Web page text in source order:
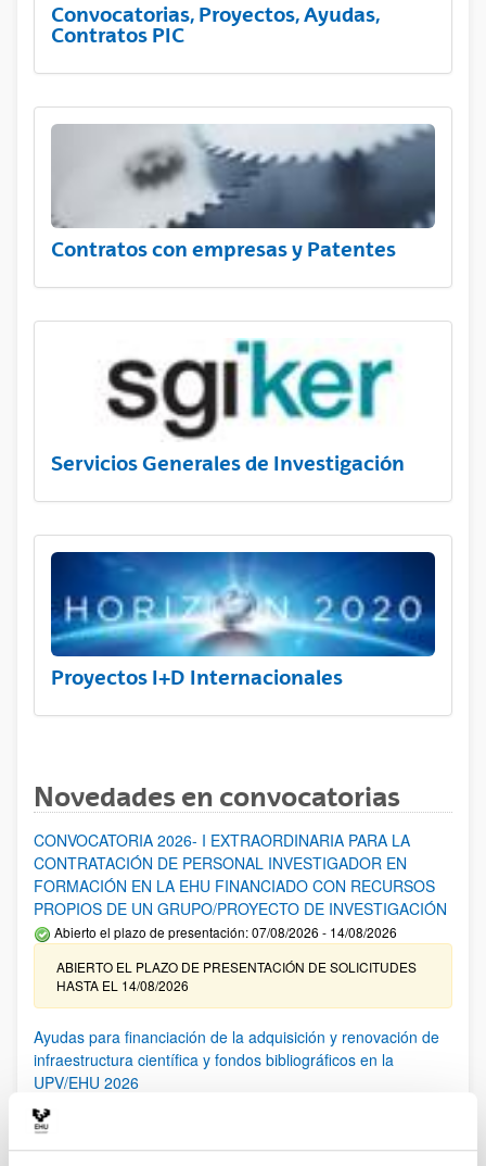
Convocatorias, Proyectos, Ayudas,
Contratos PIC
Contratos con empresas y Patentes
Servicios Generales de Investigación
Proyectos I+D Internacionales
Novedades en convocatorias
CONVOCATORIA 2026- I EXTRAORDINARIA PARA LA
CONTRATACIÓN DE PERSONAL INVESTIGADOR EN
FORMACIÓN EN LA EHU FINANCIADO CON RECURSOS
PROPIOS DE UN GRUPO/PROYECTO DE INVESTIGACIÓN
Abierto el plazo de presentación: 07/08/2026 - 14/08/2026
ABIERTO EL PLAZO DE PRESENTACIÓN DE SOLICITUDES
HASTA EL 14/08/2026
Ayudas para financiación de la adquisición y renovación de
infraestructura científica y fondos bibliográficos en la
UPV/EHU 2026